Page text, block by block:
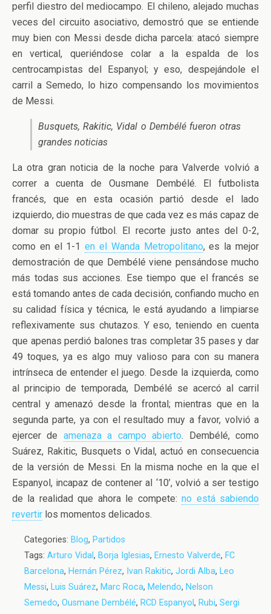
perfil diestro del mediocampo. El chileno, alejado muchas
veces del circuito asociativo, demostró que se entiende
muy bien con Messi desde dicha parcela: atacó siempre
en vertical, queriéndose colar a la espalda de los
centrocampistas del Espanyol; y eso, despejándole el
carril a Semedo, lo hizo compensando los movimientos
de Messi.
Busquets, Rakitic, Vidal o Dembélé fueron otras
grandes noticias
La otra gran noticia de la noche para Valverde volvió a
correr a cuenta de Ousmane Dembélé. El futbolista
francés, que en esta ocasión partió desde el lado
izquierdo, dio muestras de que cada vez es más capaz de
domar su propio fútbol. El recorte justo antes del 0-2,
como en el 1-1en el Wanda Metropolitano, es la mejor
demostración de que Dembélé viene pensándose mucho
más todas sus acciones. Ese tiempo que el francés se
está tomando antes de cada decisión, confiando mucho en
su calidad física y técnica, le está ayudando a limpiarse
reflexivamente sus chutazos. Y eso, teniendo en cuenta
que apenas perdió balones tras completar 35 pases y dar
49 toques, ya es algo muy valioso para con su manera
intrínseca de entender el juego. Desde la izquierda, como
al principio de temporada, Dembélé se acercó al carril
central y amenazó desde la frontal; mientras que en la
segunda parte, ya con el resultado muy a favor, volvió a
ejercer de amenaza a campo abierto. Dembélé, como
Suárez, Rakitic, Busquets o Vidal, actuó en consecuencia
de la versión de Messi. En la misma noche en la que el
Espanyol, incapaz de contener al ‘10’, volvió a ser testigo
de la realidad que ahora le compete:no está sabiendo
revertir los momentos delicados.
Categories: Blog, Partidos
Tags: Arturo Vidal, Borja Iglesias, Ernesto Valverde, FC
Barcelona, Hernán Pérez, Ivan Rakitic, Jordi Alba, Leo
Messi, Luis Suárez, Marc Roca, Melendo, Nelson
Semedo, Ousmane Dembélé, RCD Espanyol , Rubi, Sergi